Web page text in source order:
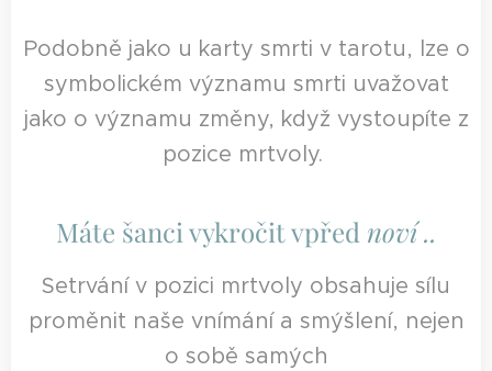
Podobně jako u karty smrti v tarotu, lze o
symbolickém významu smrti uvažovat
jako o významu změny, když vystoupíte z
pozice mrtvoly.
Máte šanci vykročit vpřed noví ..
Setrvání v pozici mrtvoly obsahuje sílu
proměnit naše vnímání a smýšlení, nejen
o sobě samých